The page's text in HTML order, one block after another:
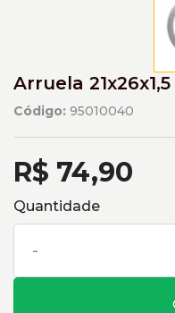
Arruela
Código: 95010040
R$ 74,90
Quantidade
-